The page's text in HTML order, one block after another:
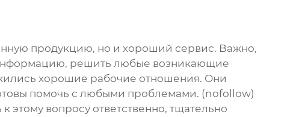
продукцию, но и хороший сервис. Важно,
решить любые возникающие
хорошие рабочие отношения. Они
помочь с любыми проблемами. (nofollow)
этому вопросу ответственно, тщательно